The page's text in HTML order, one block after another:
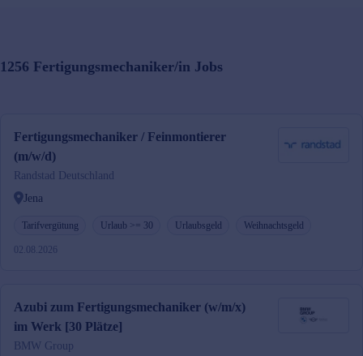
1256 Fertigungsmechaniker/in Jobs
Fertigungsmechaniker / Feinmontierer
(m/w/d)
Randstad Deutschland
Jena
Tarifvergütung Urlaub >= 30 Urlaubsgeld Weihnachtsgeld
02.08.2026
Azubi zum Fertigungsmechaniker (w/m/x)
im Werk [30 Plätze]
BMW Group